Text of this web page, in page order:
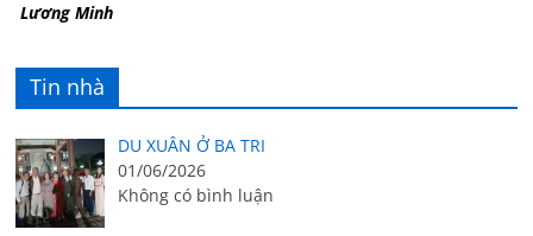
Lương Minh
Tin nhà
DU XUÂN Ở BA TRI
01/06/2026
Không có bình luận